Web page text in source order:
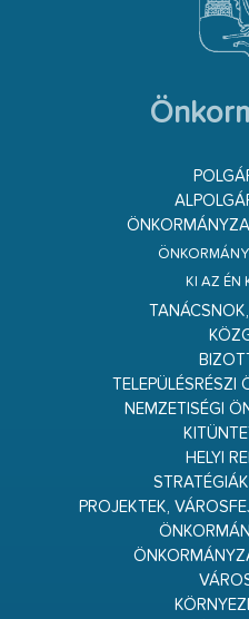
KI AZ ÉN
NEMZETISÉGI
HELYI
PROJEKTEK,